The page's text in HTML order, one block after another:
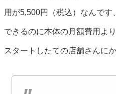
用が5,500円（税込）なんです
できるのに本体の月額費用よ
スタートしたての店舗さんに